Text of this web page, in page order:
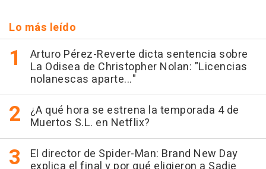
Lo más leído
Arturo Pérez-Reverte dicta sentencia sobre
La Odisea de Christopher Nolan: "Licencias
nolanescas aparte..."
¿A qué hora se estrena la temporada 4 de
Muertos S.L. en Netflix?
El director de Spider-Man: Brand New Day